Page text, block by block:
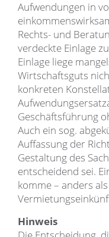
Aufwendungen in
Rechts- und
verdeckte Einlage
Einlage liege
Wirtschaftsguts
konkreten
Geschäftsführung
Auch ein sog.
Auffassung der
Gestaltung des
entscheidend sei.
komme – anders
Hinweis